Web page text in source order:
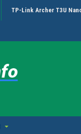
TP-Link Archer T3U